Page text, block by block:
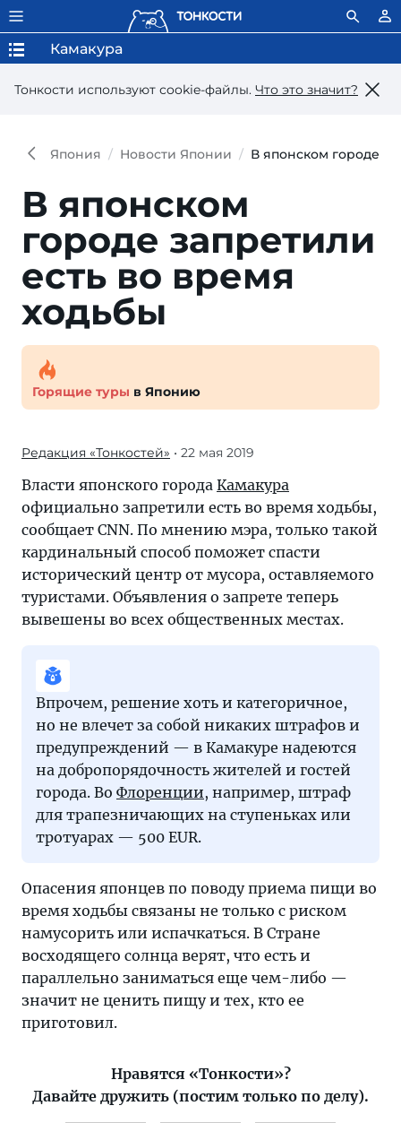
Тонкости используют сookie-файлы. Что это значит?
Камакура
Япония Новости Японии В японском городе
В японском
городе запретили
есть во время
ходьбы
Горящие туры в Японию
Редакция «Тонкостей» • 22 мая 2019
Власти японского города Камакура
официально запретили есть во время ходьбы,
сообщает CNN. По мнению мэра, только такой
кардинальный способ поможет спасти
исторический центр от мусора, оставляемого
туристами. Объявления о запрете теперь
вывешены во всех общественных местах.
Впрочем, решение хоть и категоричное,
но не влечет за собой никаких штрафов и
предупреждений — в Камакуре надеются
на добропорядочность жителей и гостей
города. Во Флоренции, например, штраф
для трапезничающих на ступеньках или
тротуарах — 500 EUR.
Опасения японцев по поводу приема пищи во
время ходьбы связаны не только с риском
намусорить или испачкаться. В Стране
восходящего солнца верят, что есть и
параллельно заниматься еще чем-либо —
значит не ценить пищу и тех, кто ее
приготовил.
Нравятся «Тонкости»?
Давайте дружить (постим только по делу).